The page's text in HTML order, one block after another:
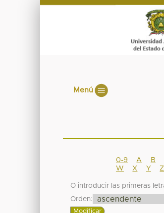
Menú
0-9 A B
W
X Y Z
O introducir las primeras
Orden: